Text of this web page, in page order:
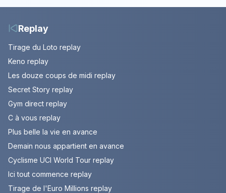
2026 (spoiler)
l’Adriatique
Replay
Tirage du Loto replay
Keno replay
Les douze coups de midi replay
Secret Story replay
Gym direct replay
C à vous replay
Plus belle la vie en avance
Demain nous appartient en avance
Cyclisme UCI World Tour replay
Ici tout commence replay
Tirage de l'Euro Millions replay